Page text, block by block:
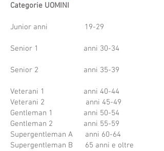
Categorie UOMINI
Junior anni 19-29
Senior 1 anni 30-34
Senior 2 anni 35-39
Veterani 1 anni 40-44
Veterani 2 anni 45-49
Gentleman 1 anni 50-54
Gentleman 2 anni 55-59
Supergentleman A anni 60-64
Supergentleman B 65 anni e oltre